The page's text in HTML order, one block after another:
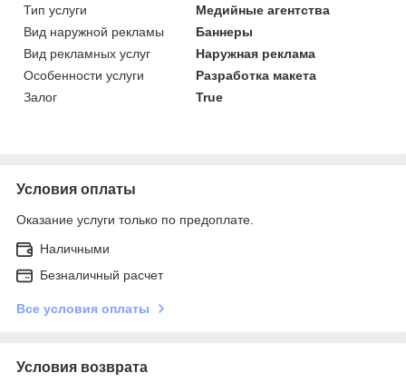
Тип услуги
Медийные агентства
Вид наружной рекламы
Баннеры
Вид рекламных услуг
Наружная реклама
Особенности услуги
Разработка макета
Залог
True
Условия оплаты
Оказание услуги только по предоплате.
Наличными
Безналичный расчет
Все условия оплаты
Условия возврата